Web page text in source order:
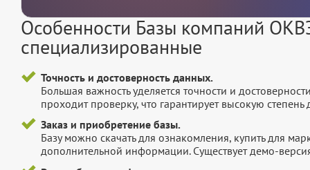
Особенности Базы компаний
специализированные
Точность и достоверность данных.
Большая важность уделяется точности и
проходит проверку, что гарантирует высокую
Заказ и приобретение базы.
Базу можно скачать для ознакомления, купить для
дополнительной информации. Существует демо-